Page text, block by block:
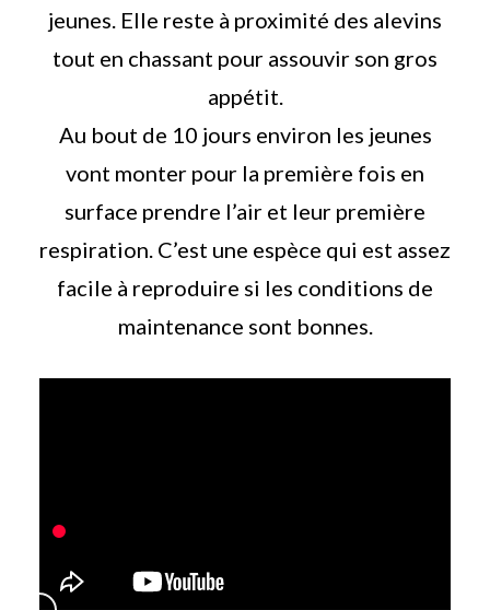
jeunes. Elle reste à proximité des alevins
tout en chassant pour assouvir son gros
appétit.
Au bout de 10 jours environ les jeunes
vont monter pour la première fois en
surface prendre l’air et leur première
respiration. C’est une espèce qui est assez
facile à reproduire si les conditions de
maintenance sont bonnes.